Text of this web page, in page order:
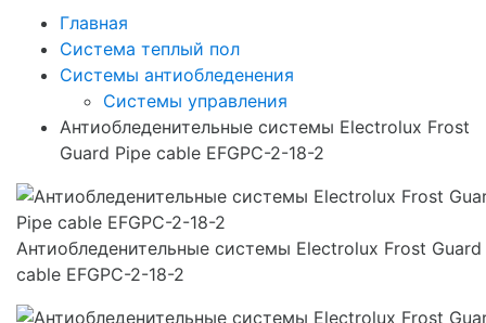
Главная
Система теплый пол
Системы антиобледенения
Системы управления
Антиобледенительные системы Electrolux Frost
Guard Pipe cable EFGPC-2-18-2
Антиобледенительные системы Electrolux Frost Guard
cable EFGPC-2-18-2